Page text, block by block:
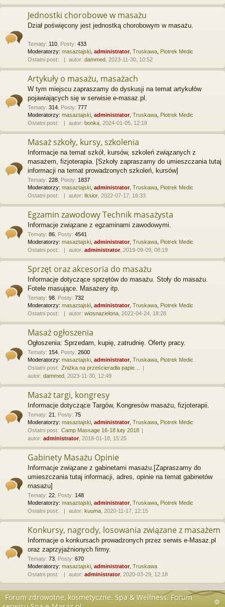
Jednostki chorobowe w masażu
Dział poświęcony jest jednostką chorobowym w masażu.
Tematy: 110 Posty: 433
Moderatorzy: masaztajski administrator, Truskawa Piotrek Medic
Ostatni post:
autor: dammed , 2023-11-30, 10:52
Artykuły o masażu, masażach
W tym miejscu zapraszamy do dyskusji na temat artykułów
pojawiających się w serwisie e-masaz.pl.
Tematy: 314 Posty: 777
Moderatorzy: masaztajski administrator, Truskawa Piotrek Medic
Ostatni post:
autor: bonka , 2024-01-05, 12:18
Masaż szkoły, kursy, szkolenia
Informacje na temat szkół, kursów, szkoleń związanych z
masażem, fizjoterapia. [Szkoły zapraszamy do umieszczania tutaj
informacji na temat prowadzonych szkoleń, kursów]
Tematy: 228 Posty: 1837
Moderatorzy: masaztajski administrator, Truskawa Piotrek Medic
Ostatni post:
autor: Iksior , 2022-07-17, 16:33
Egzamin zawodowy Technik masażysta
Informacje związane z egzaminami zawodowymi.
Tematy: 86 Posty: 4541
Moderatorzy: masaztajski administrator, Truskawa Piotrek Medic
Ostatni post:
autor: administrator, 2019-09-09, 08:19
Sprzęt oraz akcesoria do masażu
Informacje dotyczące sprzętów do masażu. Stoły do masażu.
Fotele masujące. Masażery itp.
Tematy: 98 Posty: 732
Moderatorzy: masaztajski administrator, Truskawa Piotrek Medic
Ostatni post:
autor: wiosnazielona , 2022-04-24, 18:28
Masaż ogłoszenia
Ogłoszenia: Sprzedam, kupię, zatrudnię. Oferty pracy.
Tematy: 154 Posty: 2600
Moderatorzy: masaztajski administrator, Truskawa Piotrek Medic
Ostatni post: Zniżka na prześcieradła papie…
autor: dammed , 2023-11-30, 12:49
Masaż targi, kongresy
Informacje dotyczące Targów, Kongresów masażu, fizjoterapii.
Tematy: 21 Posty: 75
Moderatorzy: masaztajski administrator, Truskawa Piotrek Medic
Ostatni post: Camp Massage 16-18 luty 2018
autor: administrator, 2018-01-18, 15:25
Gabinety Masażu Opinie
Informacje związane z gabinetami masażu.[Zapraszamy do
umieszczania tutaj informacji, adres, opinie na temat gabinetów
masażu]
Tematy: 22 Posty: 148
Moderatorzy: masaztajski administrator, Truskawa Piotrek Medic
Ostatni post:
autor: kuuma , 2020-11-17, 12:15
Konkursy, nagrody, losowania związane z masażem
Informacje o konkursach prowadzonych przez serwis e-Masaz.pl
oraz zaprzyjaźnionych firmy.
Tematy: 73 Posty: 670
Moderatorzy: masaztajski administrator, Truskawa
Ostatni post:
autor: administrator, 2020-03-29, 12:18
Forum zdrowotne, kosmetyczne. Spa & Wellness. Forum